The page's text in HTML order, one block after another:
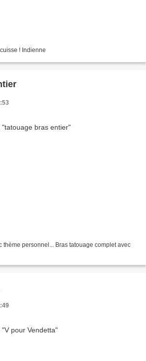
! Indienne
thème personnel... Bras tatouage complet avec